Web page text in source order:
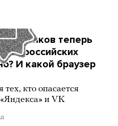
банков теперь
в российских
И какой браузер
кто опасается
и VK